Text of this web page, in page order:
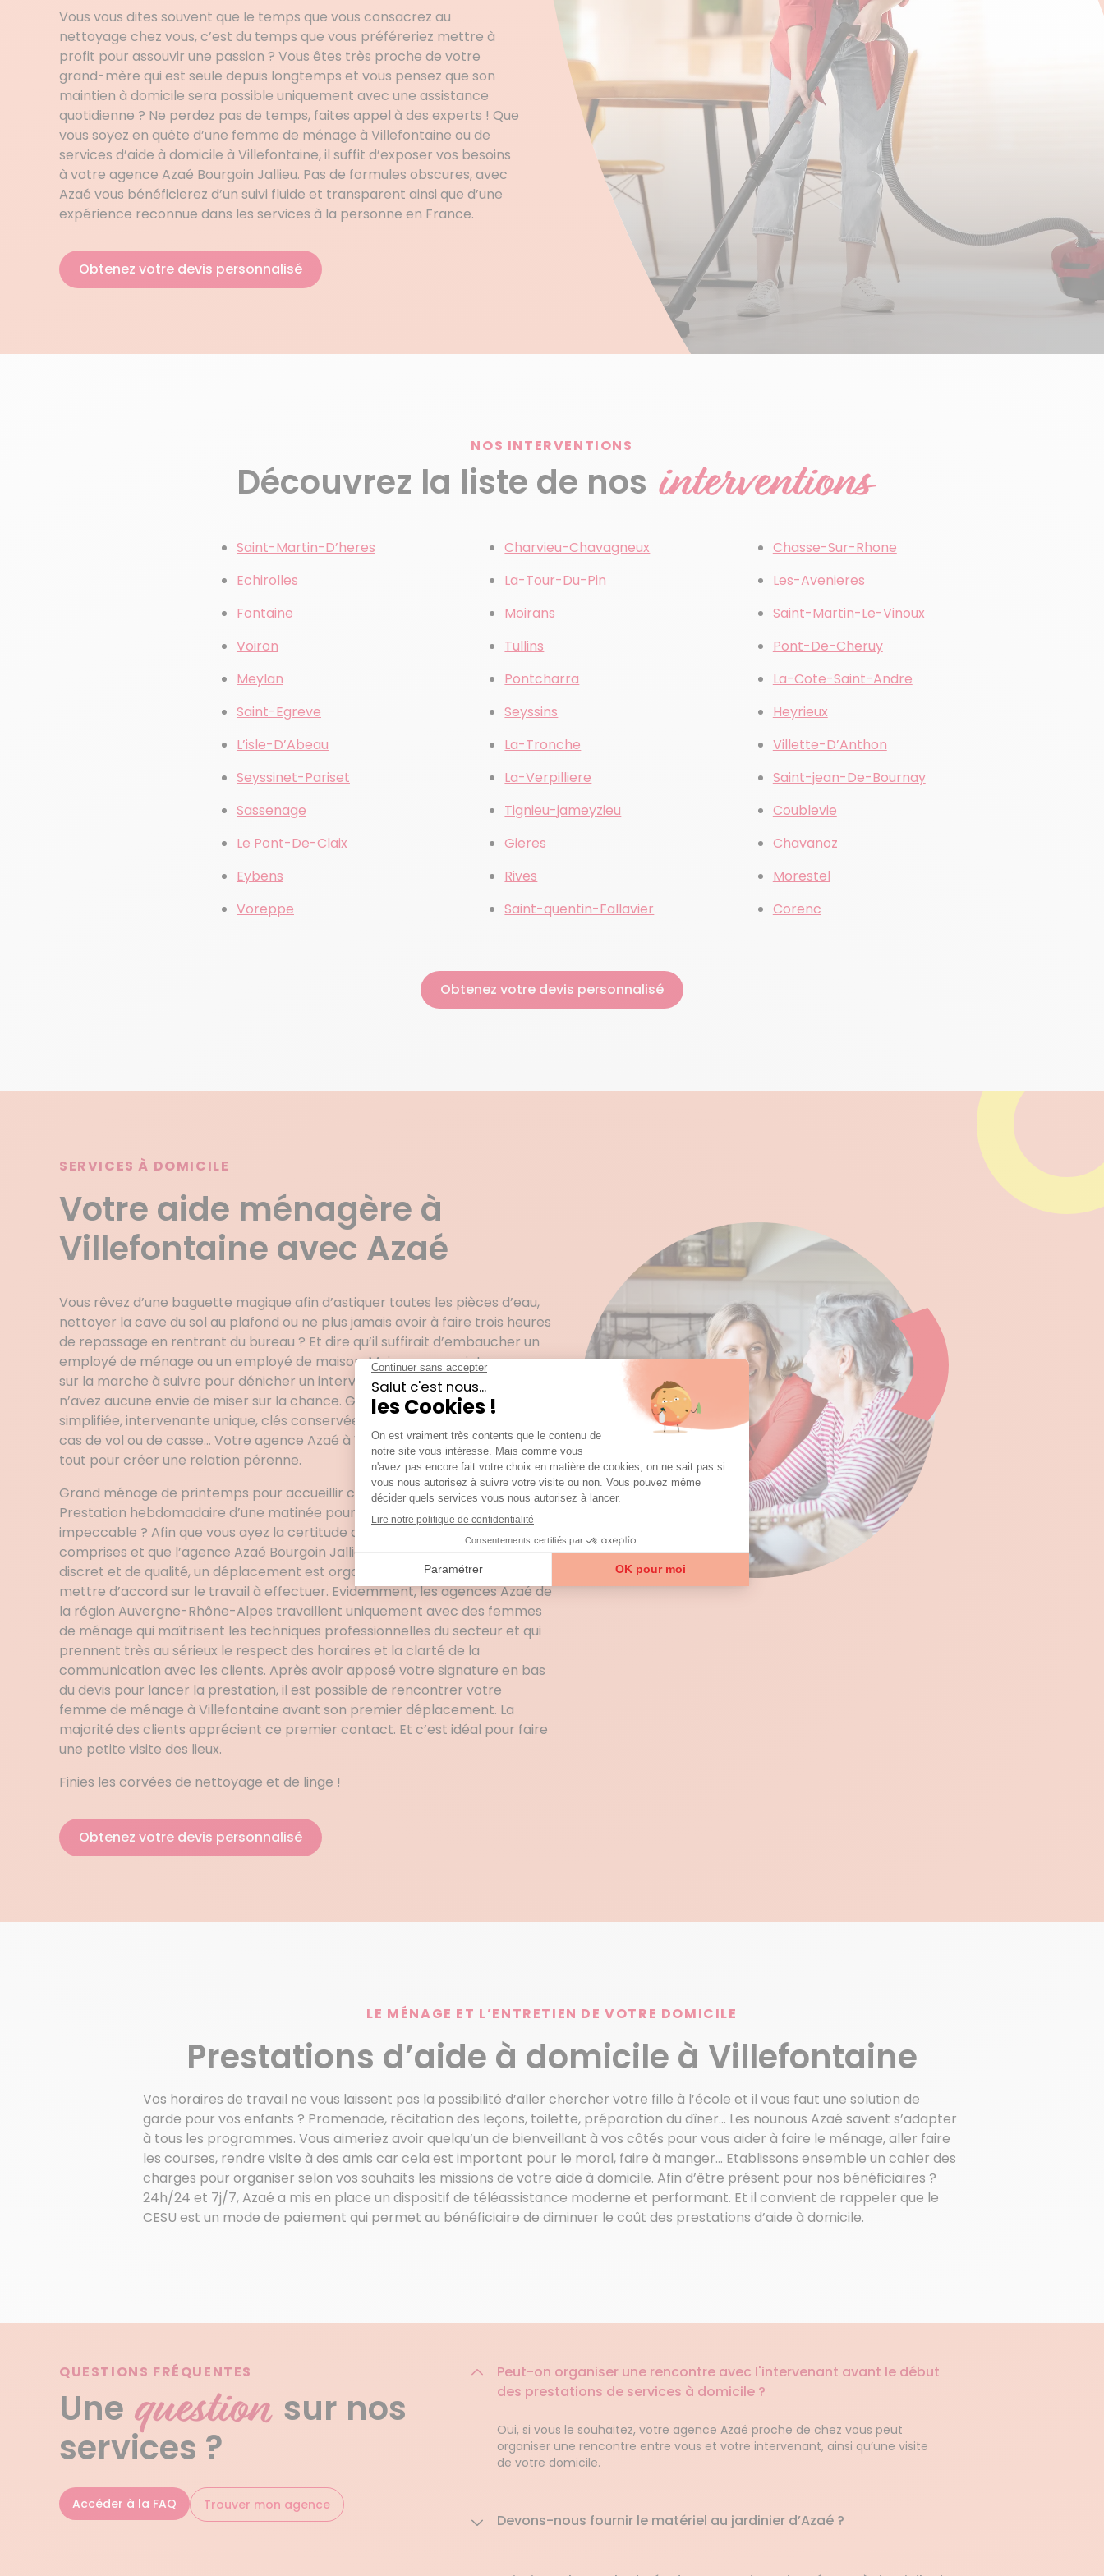
Vous vous dites souvent que le temps que vous consacrez au
nettoyage chez vous, c’est du temps que vous préféreriez mettre à
profit pour assouvir une passion ? Vous êtes très proche de votre
grand-mère qui est seule depuis longtemps et vous pensez que son
maintien à domicile sera possible uniquement avec une assistance
quotidienne ? Ne perdez pas de temps, faites appel à des experts ! Que
vous soyez en quête d’une femme de ménage à Villefontaine ou de
services d’aide à domicile à Villefontaine, il suffit d’exposer vos besoins
à votre agence Azaé Bourgoin Jallieu. Pas de formules obscures, avec
Azaé vous bénéficierez d’un suivi fluide et transparent ainsi que d’une
expérience reconnue dans les services à la personne en France.
Obtenez votre devis personnalisé
NOS INTERVENTIONS
Découvrez la liste de nos interventions
Saint-Martin-D’heres
Echirolles
Fontaine
Voiron
Meylan
Saint-Egreve
L’isle-D’Abeau
Seyssinet-Pariset
Sassenage
Le Pont-De-Claix
Eybens
Voreppe
Charvieu-Chavagneux
La-Tour-Du-Pin
Moirans
Tullins
Pontcharra
Seyssins
La-Tronche
La-Verpilliere
Tignieu-jameyzieu
Gieres
Rives
Saint-quentin-Fallavier
Chasse-Sur-Rhone
Les-Avenieres
Saint-Martin-Le-Vinoux
Pont-De-Cheruy
La-Cote-Saint-Andre
Heyrieux
Villette-D’Anthon
Saint-jean-De-Bournay
Coublevie
Chavanoz
Morestel
Corenc
Obtenez votre devis personnalisé
SERVICES À DOMICILE
Votre aide ménagère à
Villefontaine avec Azaé
Vous rêvez d’une baguette magique afin d’astiquer toutes les pièces d’eau,
nettoyer la cave du sol au plafond ou ne plus jamais avoir à faire trois heures
de repassage en rentrant du bureau ? Et dire qu’il suffirait d’embaucher un
employé de ménage ou un employé de maison. Mais vous vous interrogez
sur la marche à suivre pour dénicher un intervenant de confiance et vous
n’avez aucune envie de miser sur la chance. Gestion administrative
simplifiée, intervenante unique, clés conservées en lieu sûr, assurance en
cas de vol ou de casse… Votre agence Azaé à Villefontaine (38090) pense à
tout pour créer une relation pérenne.
Grand ménage de printemps pour accueillir cette nouvelle saison ?
Prestation hebdomadaire d’une matinée pour une maison toujours
impeccable ? Afin que vous ayez la certitude que vos attentes soient
comprises et que l’agence Azaé Bourgoin Jallieu vous offre un service
discret et de qualité, un déplacement est organisé avec tout client pour se
mettre d’accord sur le travail à effectuer. Evidemment, les agences Azaé de
la région Auvergne-Rhône-Alpes travaillent uniquement avec des femmes
de ménage qui maîtrisent les techniques professionnelles du secteur et qui
prennent très au sérieux le respect des horaires et la clarté de la
communication avec les clients. Après avoir apposé votre signature en bas
du devis pour lancer la prestation, il est possible de rencontrer votre
femme de ménage à Villefontaine avant son premier déplacement. La
majorité des clients apprécient ce premier contact. Et c’est idéal pour faire
une petite visite des lieux.
Finies les corvées de nettoyage et de linge !
Obtenez votre devis personnalisé
LE MÉNAGE ET L’ENTRETIEN DE VOTRE DOMICILE
Prestations d’aide à domicile à Villefontaine
Vos horaires de travail ne vous laissent pas la possibilité d’aller chercher votre fille à l’école et il vous faut une solution de
garde pour vos enfants ? Promenade, récitation des leçons, toilette, préparation du dîner… Les nounous Azaé savent s’adapter
à tous les programmes. Vous aimeriez avoir quelqu’un de bienveillant à vos côtés pour vous aider à faire le ménage, aller faire
les courses, rendre visite à des amis car cela est important pour le moral, faire à manger… Etablissons ensemble un cahier des
charges pour organiser selon vos souhaits les missions de votre aide à domicile. Afin d’être présent pour nos bénéficiaires ?
24h/24 et 7j/7, Azaé a mis en place un dispositif de téléassistance moderne et performant. Et il convient de rappeler que le
CESU est un mode de paiement qui permet au bénéficiaire de diminuer le coût des prestations d’aide à domicile.
QUESTIONS FRÉQUENTES
Une question sur nos
services ?
Accéder à la FAQ Trouver mon agence
Peut-on organiser une rencontre avec l'intervenant avant le début
des prestations de services à domicile ?
Oui, si vous le souhaitez, votre agence Azaé proche de chez vous peut
organiser une rencontre entre vous et votre intervenant, ainsi qu’une visite
de votre domicile.
Devons-nous fournir le matériel au jardinier d’Azaé ?